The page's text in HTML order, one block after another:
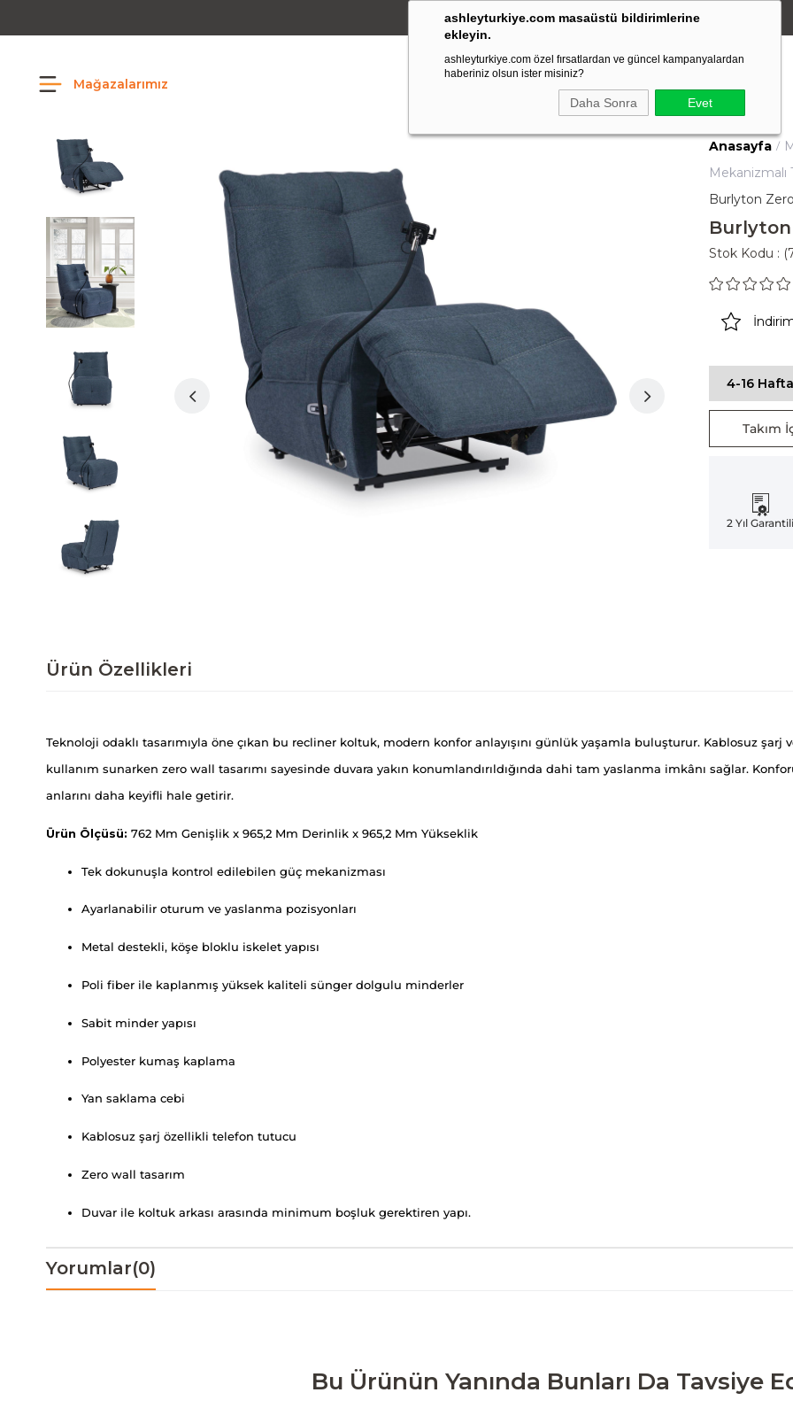
ashleyturkiye.com masaüstü bildirimlerine
ekleyin.
ashleyturkiye.com özel fırsatlardan ve güncel kampanyalardan
haberiniz olsun ister misiniz?
Daha Sonra Evet
Amerikan Stili Ergonomik Tasarım
Mağazalarımız
Anasayfa
Mekanizmalı
Burlyton
Stok Kodu
4-16
Takım
2 Yıl Garantili
Ürün Özellikleri
Teknoloji odaklı tasarımıyla öne çıkan bu recliner koltuk, modern konfor anlayışını günlük yaşamla buluşturur. Kablosuz şarj
kullanım sunarken zero wall tasarımı sayesinde duvara yakın konumlandırıldığında dahi tam yaslanma imkânı sağlar.
anlarını daha keyifli hale getirir.
Ürün Ölçüsü: 762 Mm Genişlik x 965,2 Mm Derinlik x 965,2 Mm Yükseklik
Tek dokunuşla kontrol edilebilen güç mekanizması
Ayarlanabilir oturum ve yaslanma pozisyonları
Metal destekli, köşe bloklu iskelet yapısı
Poli fiber ile kaplanmış yüksek kaliteli sünger dolgulu minderler
Sabit minder yapısı
Polyester kumaş kaplama
Yan saklama cebi
Kablosuz şarj özellikli telefon tutucu
Zero wall tasarım
Duvar ile koltuk arkası arasında minimum boşluk gerektiren yapı.
Yorumlar(0)
Bu Ürünün Yanında Bunları Da Tavsiye